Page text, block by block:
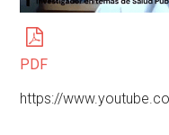
PDF
https://